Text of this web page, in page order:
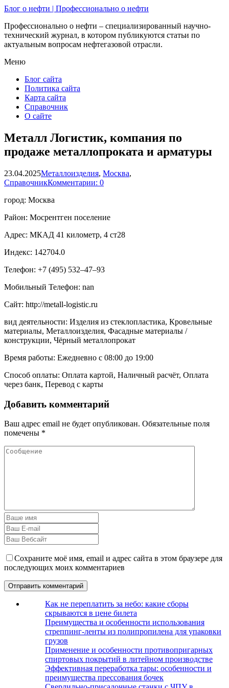
Блог о нефти | Профессионально о нефти
Профессионально о нефти – специализированный научно-
технический журнал, в котором публикуются статьи по
актуальным вопросам нефтегазовой отрасли.
Меню
Блог сайта
Политика сайта
Карта сайта
Справочник
О сайте
Металл Логистик, компания по
продаже металлопроката и арматуры
23.04.2025Металлоизделия, Москва,
СправочникКомментарии: 0
город: Москва
Район: Мосрентген поселение
Адрес: МКАД 41 километр, 4 ст28
Индекс: 142704.0
Телефон: +7 (495) 532‒47‒93
Мобильный Телефон: nan
Сайт: http://metall-logistic.ru
вид деятельности: Изделия из стеклопластика, Кровельные
материалы, Металлоизделия, Фасадные материалы /
конструкции, Чёрный металлопрокат
Время работы: Ежедневно с 08:00 до 19:00
Способ оплаты: Оплата картой, Наличный расчёт, Оплата
через банк, Перевод с карты
Добавить комментарий
Ваш адрес email не будет опубликован. Обязательные поля
помечены *
Сохраните моё имя, email и адрес сайта в этом браузере для
последующих моих комментариев
Как не переплатить за небо: какие сборы
скрываются в цене билета
Преимущества и особенности использования
стреппинг-ленты из полипропилена для упаковки
грузов
Применение и особенности противопригарных
спиртовых покрытий в литейном производстве
Эффективная переработка тары: особенности и
преимущества прессования бочек